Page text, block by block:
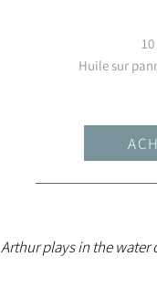
Huile sur
Arthur plays in the water